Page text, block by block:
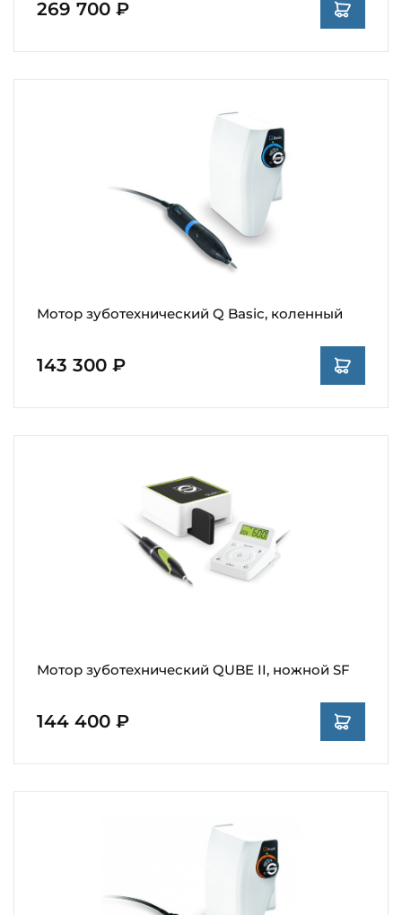
269 700 ₽
Мотор зуботехнический Q Basic, коленный
143 300 ₽
Мотор зуботехнический QUBE II, ножной SF
144 400 ₽